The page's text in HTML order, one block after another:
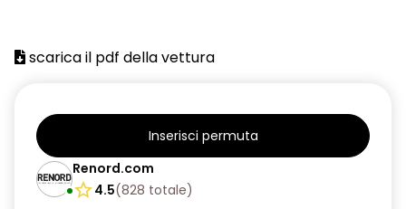
scarica il pdf della vettura
Inserisci permuta
Renord.com
4.5(828 totale)